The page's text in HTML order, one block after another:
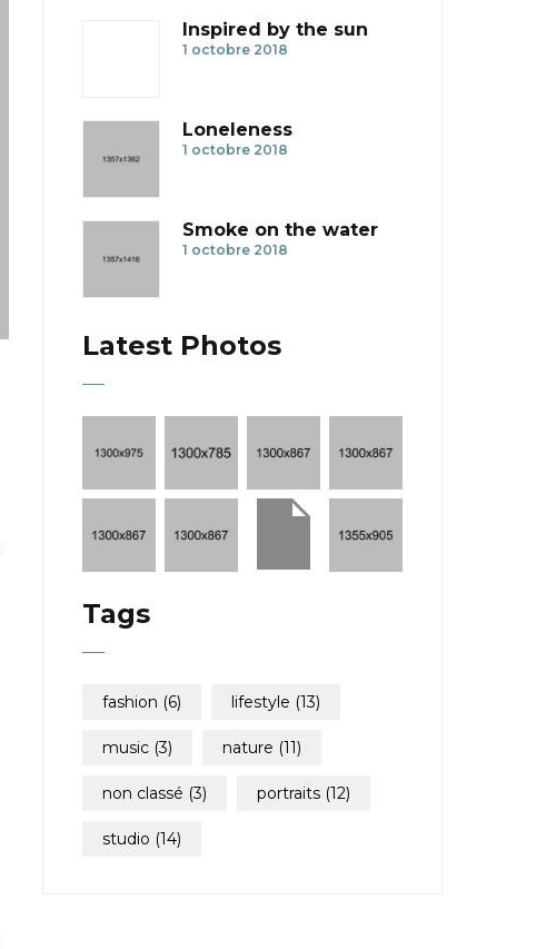
Inspired by the sun
1 octobre 2018
Loneleness
1 octobre 2018
Smoke on the water
1 octobre 2018
Latest Photos
Tags
fashion (6) lifestyle (13)
music (3) nature (11)
non classé (3) portraits (12)
studio (14)